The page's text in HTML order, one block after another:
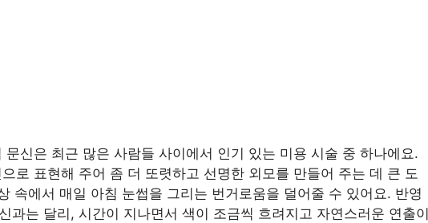
문신은 최근 많은 사람들 사이에서 인기 있는 미용 시술 중 하나에요.
로 표현해 주어 좀 더 또렷하고 선명한 외모를 만들어 주는 데 큰 도
속에서 매일 아침 눈썹을 그리는 번거로움을 덜어줄 수 있어요. 반영
과는 달리, 시간이 지나면서 색이 조금씩 흐려지고 자연스러운 연출이